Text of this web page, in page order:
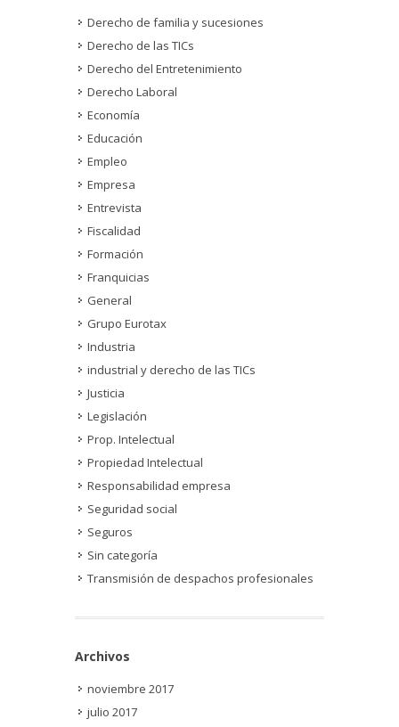
Derecho de familia y sucesiones
Derecho de las TICs
Derecho del Entretenimiento
Derecho Laboral
Economía
Educación
Empleo
Empresa
Entrevista
Fiscalidad
Formación
Franquicias
General
Grupo Eurotax
Industria
industrial y derecho de las TICs
Justicia
Legislación
Prop. Intelectual
Propiedad Intelectual
Responsabilidad empresa
Seguridad social
Seguros
Sin categoría
Transmisión de despachos profesionales
Archivos
noviembre 2017
julio 2017